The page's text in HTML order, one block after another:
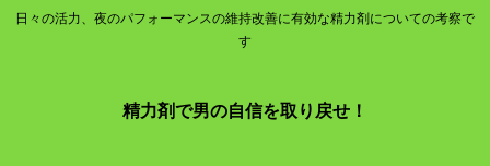
日々の活力、夜のパフォーマンスの維持改善に有効な精力剤についての考察で
す
精力剤で男の自信を取り戻せ！